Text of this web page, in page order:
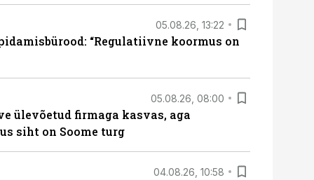
05.08.26, 13:22
“Regulatiivne koormus on
05.08.26, 08:00
ülevõetud firmaga kasvas, aga
siht on Soome turg
04.08.26, 10:58